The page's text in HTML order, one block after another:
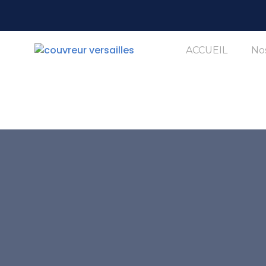
ACCUEIL